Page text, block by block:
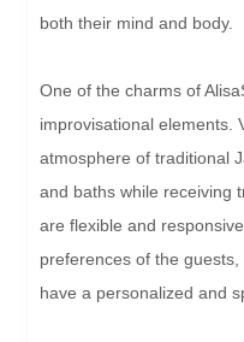
both their mind and body.
One of the charms of
improvisational elements.
atmosphere of traditional
and baths while receiving
are flexible and
preferences of the
have a personalized and